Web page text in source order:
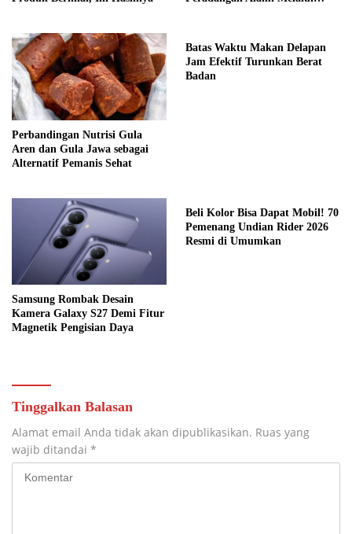
Perbandingan Nutrisi Gula
Aren dan Gula Jawa sebagai
Alternatif Pemanis Sehat
Batas Waktu Makan Delapan
Jam Efektif Turunkan Berat
Badan
Samsung Rombak Desain
Kamera Galaxy S27 Demi Fitur
Magnetik Pengisian Daya
Beli Kolor Bisa Dapat Mobil! 70
Pemenang Undian Rider 2026
Resmi di Umumkan
Tinggalkan Balasan
Alamat email Anda tidak akan dipublikasikan. Ruas yang
wajib ditandai *